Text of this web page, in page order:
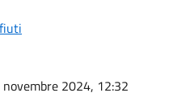
novembre 2024, 12:32